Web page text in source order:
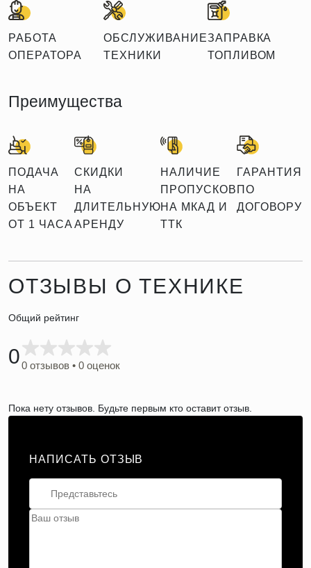
РАБОТА
ОПЕРАТОРА
ОБСЛУЖИВАНИЕ
ТЕХНИКИ
ЗАПРАВКА
ТОПЛИВОМ
Преимущества
ПОДАЧА
НА
ОБЪЕКТ
ОТ 1 ЧАСА
СКИДКИ
НА
ДЛИТЕЛЬНУЮ
АРЕНДУ
НАЛИЧИЕ
ПРОПУСКОВ
НА МКАД И
ТТК
ГАРАНТИЯ
ПО
ДОГОВОРУ
ОТЗЫВЫ О ТЕХНИКЕ
Общий рейтинг
00 отзывов • 0 оценок
Пока нету отзывов. Будьте первым кто оставит отзыв.
НАПИСАТЬ ОТЗЫВ